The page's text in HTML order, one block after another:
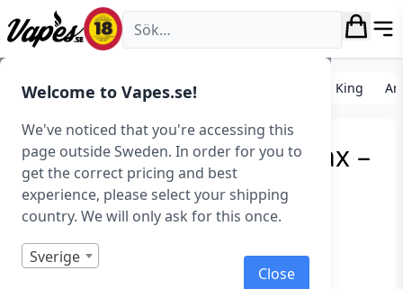
Welcome to Vapes.se!
We've noticed that you're accessing this
page outside Sweden. In order for you to
get the correct pricing and best
experience, please select your shipping
country. We will only ask for this once.
Sverige
Close
Vapes.se
E-cigarett startkit/paket Engångs vape Aroma King
Aroma King – Cosmic Max –
Mixed Berry (20 mg,
Disposable)
Art.nr: 42596
Slut i lager